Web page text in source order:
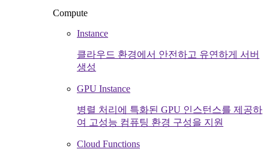
Compute
Instance
클라우드 환경에서 안전하고 유연하게 서버
생성
GPU Instance
병렬 처리에 특화된 GPU 인스턴스를 제공하
여 고성능 컴퓨팅 환경 구성을 지원
Cloud Functions